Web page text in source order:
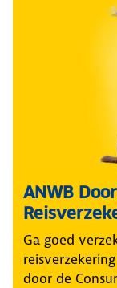
ANWB
Ga goed
door de